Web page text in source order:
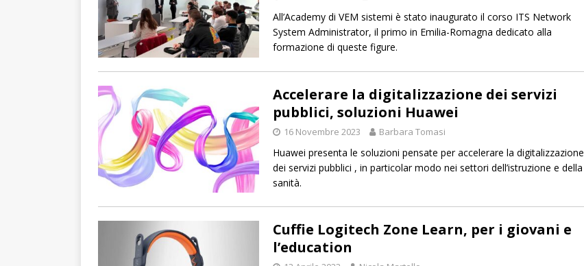
All’Academy di VEM sistemi è stato inaugurato il corso ITS Network
System Administrator, il primo in Emilia-Romagna dedicato alla
formazione di queste figure.
Accelerare la digitalizzazione dei servizi
pubblici, soluzioni Huawei
16 Novembre 2023 Barbara Tomasi
Huawei presenta le soluzioni pensate per accelerare la digitalizzazione
dei servizi pubblici , in particolar modo nei settori dell’istruzione e della
sanità.
Cuffie Logitech Zone Learn, per i giovani e
l’education